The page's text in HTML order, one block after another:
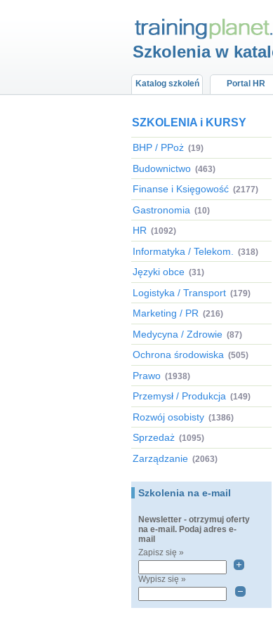
Szkolenia w
Katalog szkoleń Portal HR
SZKOLENIA i KURSY
BHP / PPoż (19)
Budownictwo (463)
Finanse i Księgowość (2177)
Gastronomia (10)
HR (1092)
Informatyka / Telekom. (318)
Języki obce (31)
Logistyka / Transport (179)
Marketing / PR (216)
Medycyna / Zdrowie (87)
Ochrona środowiska (505)
Prawo (1938)
Przemysł / Produkcja (149)
Rozwój osobisty (1386)
Sprzedaż (1095)
Zarządzanie (2063)
Szkolenia na e-mail
Newsletter - otrzymuj oferty
na e-mail. Podaj adres e-
mail
Zapisz się »
Wypisz się »